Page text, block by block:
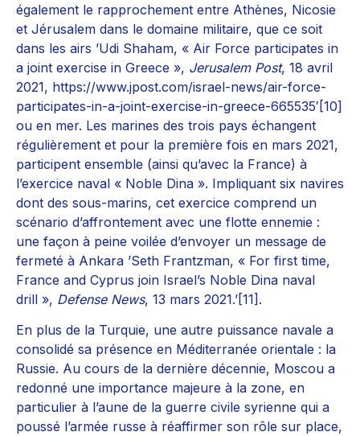
également le rapprochement entre Athènes, Nicosie
et Jérusalem dans le domaine militaire, que ce soit
dans les airs ’Udi Shaham, « Air Force participates in
a joint exercise in Greece », Jerusalem Post, 18 avril
2021, https://www.jpost.com/israel-news/air-force-
participates-in-a-joint-exercise-in-greece-665535′[10]
ou en mer. Les marines des trois pays échangent
régulièrement et pour la première fois en mars 2021,
participent ensemble (ainsi qu’avec la France) à
l’exercice naval « Noble Dina ». Impliquant six navires
dont des sous-marins, cet exercice comprend un
scénario d’affrontement avec une flotte ennemie :
une façon à peine voilée d’envoyer un message de
fermeté à Ankara ’Seth Frantzman, « For first time,
France and Cyprus join Israel’s Noble Dina naval
drill », Defense News, 13 mars 2021.’[11].
En plus de la Turquie, une autre puissance navale a
consolidé sa présence en Méditerranée orientale : la
Russie. Au cours de la dernière décennie, Moscou a
redonné une importance majeure à la zone, en
particulier à l’aune de la guerre civile syrienne qui a
poussé l’armée russe à réaffirmer son rôle sur place,